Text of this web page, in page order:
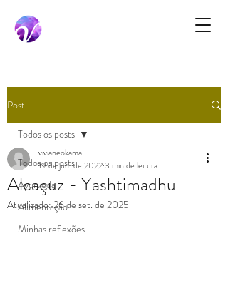
Post
Todos os posts
Ayurveda
Alimentação
Minhas reflexões
Todos os posts
Alcaçuz - Yashtimadhu
vivianeokama
19 de jun. de 20223 min de leitura
Atualizado:26 de set. de 2025